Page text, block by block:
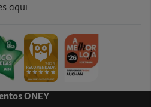
Placas/fornos/fogões
aqui.
ONEY